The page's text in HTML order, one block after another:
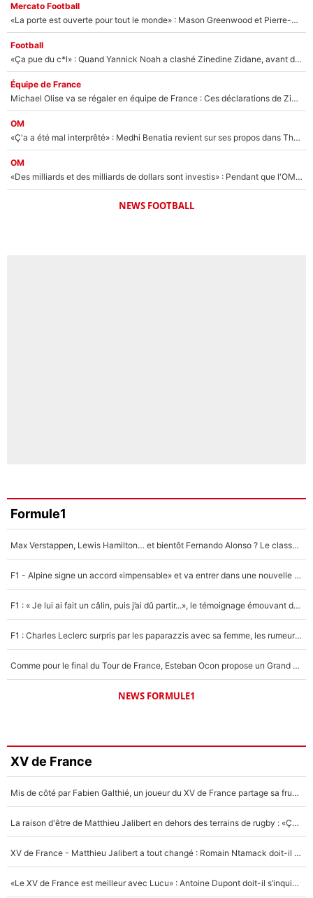
Mercato Football
«La porte est ouverte pour tout le monde» : Mason Greenwood et Pierre-Emerick Aubameyang ont quitté l'OM, Amine Gouiri balance sur la suite du mercato et sur la réaction du vestiaire !
Football
«Ça pue du c*l» : Quand Yannick Noah a clashé Zinedine Zidane, avant de se faire recadrer par le nouveau sélectionneur de l'équipe de France !
Équipe de France
Michael Olise va se régaler en équipe de France : Ces déclarations de Zinedine Zidane qui prouvent qu'il va tout miser sur la star du Bayern Munich !
OM
«Ç'a a été mal interprêté» : Medhi Benatia revient sur ses propos dans The Bridge et précise ses conditions pour rejoindre le PSG !
OM
«Des milliards et des milliards de dollars sont investis» : Pendant que l'OM est en pleine crise financière, Frank McCourt lance un nouveau projet à 260M€ !
NEWS FOOTBALL
Formule1
Max Verstappen, Lewis Hamilton… et bientôt Fernando Alonso ? Le classement des pilotes les mieux payés en Formule 1 risque de changer !
F1 - Alpine signe un accord «impensable» et va entrer dans une nouvelle dimension : Grande nouvelle pour Pierre Gasly !
F1 : « Je lui ai fait un câlin, puis j’ai dû partir...», le témoignage émouvant de Max Verstappen sur sa fille
F1 : Charles Leclerc surpris par les paparazzis avec sa femme, les rumeurs étaient vraies !
Comme pour le final du Tour de France, Esteban Ocon propose un Grand Prix de Formule 1 à Paris : «Autour de l’Arc de Triomphe, ce serait génial» !
NEWS FORMULE1
XV de France
Mis de côté par Fabien Galthié, un joueur du XV de France partage sa frustration : «ils ne me l’ont pas dit tout de suite»
La raison d'être de Matthieu Jalibert en dehors des terrains de rugby : «Ça m'atteint autant que si tu touches à un membre de ma famille»
XV de France - Matthieu Jalibert a tout changé : Romain Ntamack doit-il s’inquiéter pour sa place à un an de la Coupe du monde ?
«Le XV de France est meilleur avec Lucu» : Antoine Dupont doit-il s’inquiéter pour sa place ?